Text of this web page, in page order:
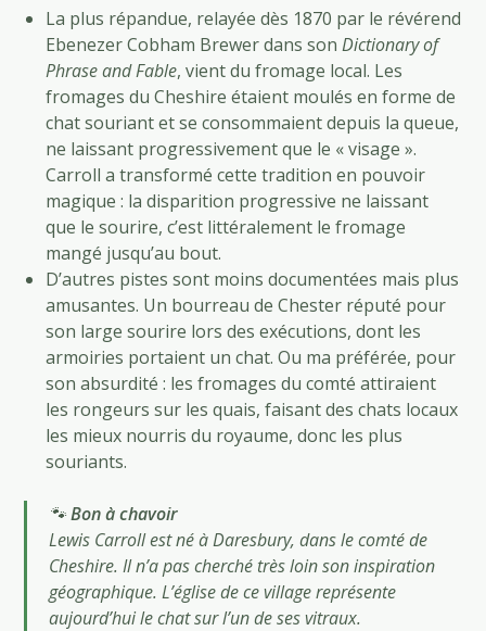
La plus répandue, relayée dès 1870 par le révérend
Ebenezer Cobham Brewer dans sonDictionary of
Phrase and Fable, vient du fromage local. Les
fromages du Cheshire étaient moulés en forme de
chat souriant et se consommaient depuis la queue,
ne laissant progressivement que le « visage ».
Carroll a transformé cette tradition en pouvoir
magique : la disparition progressive ne laissant
que le sourire, c’est littéralement le fromage
mangé jusqu’au bout.
D’autres pistes sont moins documentées mais plus
amusantes. Un bourreau de Chester réputé pour
son large sourire lors des exécutions, dont les
armoiries portaient un chat. Ou ma préférée, pour
son absurdité : les fromages du comté attiraient
les rongeurs sur les quais, faisant des chats locaux
les mieux nourris du royaume, donc les plus
souriants.
🐾Bon à chavoir
Lewis Carroll est né à Daresbury, dans le comté de
Cheshire. Il n’a pas cherché très loin son inspiration
géographique. L’église de ce village représente
aujourd’hui le chat sur l’un de ses vitraux.